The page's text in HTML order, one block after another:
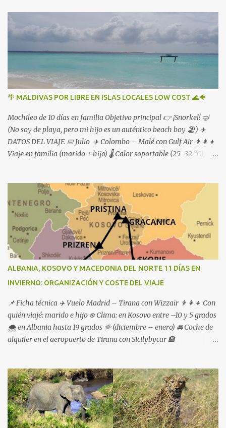
🌴 MALDIVAS POR LIBRE EN ISLAS LOCALES LOW COST 🌊🐠
Mochileo de 10 días en familia Objetivo principal 👉 ¡Snorkel! 🤿
(No soy de playa, pero mi hijo es un auténtico beach boy 🏖️) ✈️
DATOS DEL VIAJE 📅 Julio ✈️ Colombo – Malé con Gulf Air 👨‍👩‍👦
Viaje en familia (marido + hijo) 🌡️ Calor soportable (25–32 °C),
ALBANIA, KOSOVO Y MACEDONIA DEL NORTE 11 DÍAS EN
INVIERNO: ORGANIZACIÓN Y COSTE DEL VIAJE
📌 Ficha técnica ✈️ Vuelo Madrid – Tirana con Wizzair 👨‍👩‍👦 Con
quién viajé: marido e hijo ❄️ Clima: en Kosovo entre –10 y 5 grados
🌨️ en Albania hasta 19 grados 🌞 (diciembre – enero) 🚘 Coche de
alquiler en el aeropuerto de Tirana con Sicilybycar 🏨